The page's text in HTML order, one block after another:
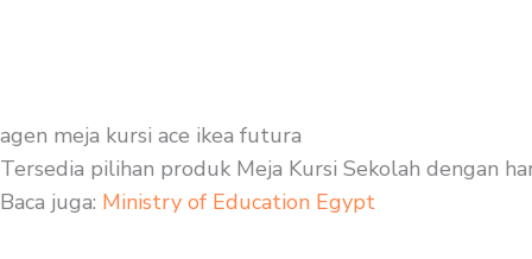
agen meja kursi ace ikea futura
Tersedia pilihan produk Meja Kursi Sekolah dengan
Baca juga: Ministry of Education Egypt